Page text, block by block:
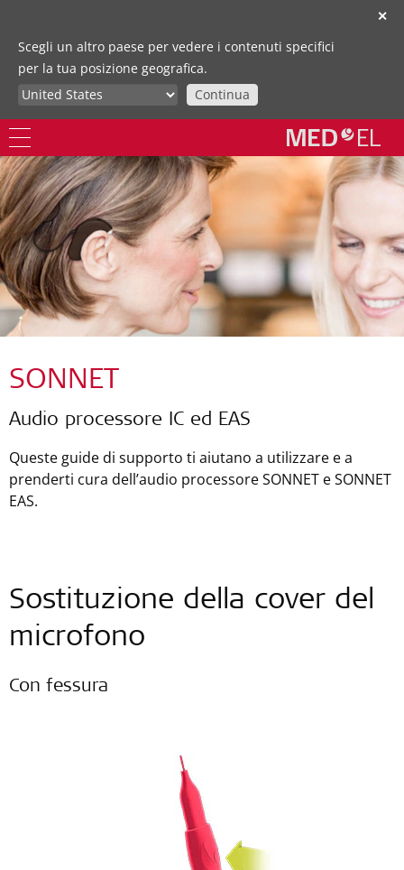
✕
Scegli un altro paese per vedere i contenuti specifici
per la tua posizione geografica.
Continua
SONNET
Audio processore IC ed EAS
Queste guide di supporto ti aiutano a utilizzare e a
prenderti cura dell’audio processore SONNET e SONNET
EAS.
Sostituzione della cover del
microfono
Con fessura